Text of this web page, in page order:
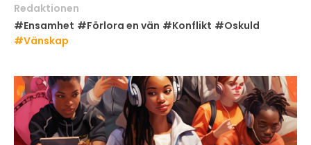
Redaktionen
#Ensamhet #Förlora en vän #Konflikt #Oskuld
#Vänskap